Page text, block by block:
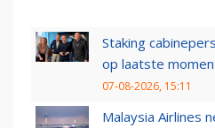
Staking
op laatste
07-08-2026, 15:11
Malaysia Airlines